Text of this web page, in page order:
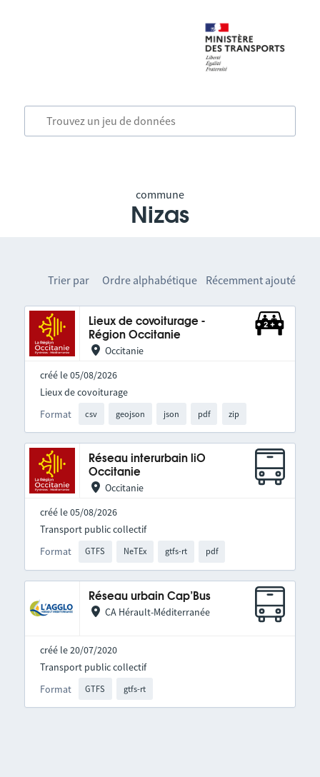
commune
Nizas
Trier par Ordre alphabétique Récemment ajouté
Lieux de covoiturage -
Région Occitanie
Occitanie
créé le 05/08/2026
Format csv geojson json pdf zip
Lieux de covoiturage
Réseau interurbain liO
Occitanie
Occitanie
créé le 05/08/2026
Format GTFS NeTEx gtfs-rt pdf
Transport public collectif
Réseau urbain Cap’Bus
CA Hérault-Méditerranée
créé le 20/07/2020
Format GTFS gtfs-rt
Transport public collectif